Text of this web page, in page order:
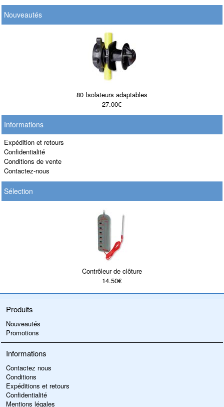
Nouveautés
80 Isolateurs adaptables
27.00€
Informations
Expédition et retours
Confidentialité
Conditions de vente
Contactez-nous
Sélection
Contrôleur de clôture
14.50€
Produits
Nouveautés
Promotions
Informations
Contactez nous
Conditions
Expéditions et retours
Confidentialité
Mentions légales